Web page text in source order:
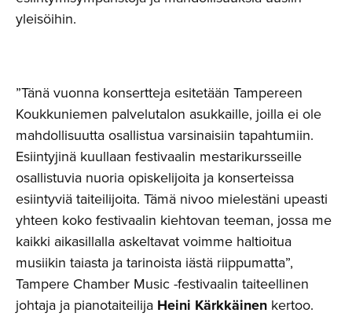
yleisöihin.
”Tänä vuonna konsertteja esitetään Tampereen
Koukkuniemen palvelutalon asukkaille, joilla ei ole
mahdollisuutta osallistua varsinaisiin tapahtumiin.
Esiintyjinä kuullaan festivaalin mestarikursseille
osallistuvia nuoria opiskelijoita ja konserteissa
esiintyviä taiteilijoita. Tämä nivoo mielestäni upeasti
yhteen koko festivaalin kiehtovan teeman, jossa me
kaikki aikasillalla askeltavat voimme haltioitua
musiikin taiasta ja tarinoista iästä riippumatta”,
Tampere Chamber Music -festivaalin taiteellinen
johtaja ja pianotaiteilija Heini Kärkkäinen kertoo.